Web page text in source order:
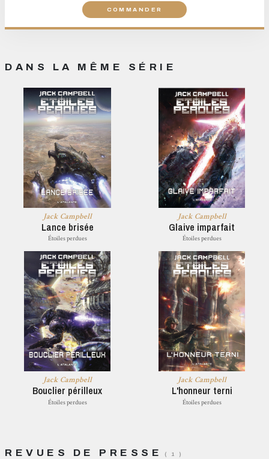
COMMANDER
DANS LA MÊME SÉRIE
Jack Campbell
Lance brisée
Étoiles perdues
Jack Campbell
Glaive imparfait
Étoiles perdues
Jack Campbell
Bouclier périlleux
Étoiles perdues
Jack Campbell
L'honneur terni
Étoiles perdues
REVUES DE PRESSE ( 1 )